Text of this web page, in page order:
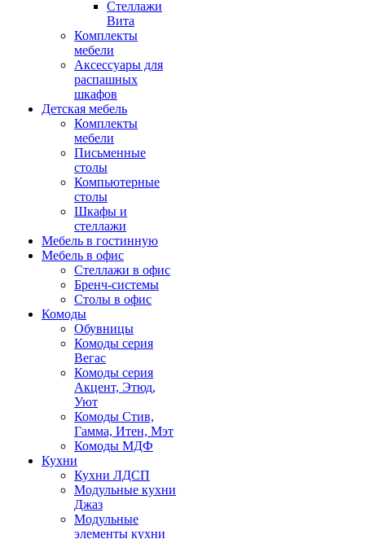
Стеллажи
Вита
Комплекты
мебели
Аксессуары для
распашных
шкафов
Детская мебель
Комплекты
мебели
Письменные
столы
Компьютерные
столы
Шкафы и
стеллажи
Мебель в гостинную
Мебель в офис
Стеллажи в офис
Бренч-системы
Столы в офис
Комоды
Обувницы
Комоды серия
Вегас
Комоды серия
Акцент, Этюд,
Уют
Комоды Стив,
Гамма, Итен, Мэт
Комоды МДФ
Кухни
Кухни ЛДСП
Модульные кухни
Джаз
Модульные
элементы кухни